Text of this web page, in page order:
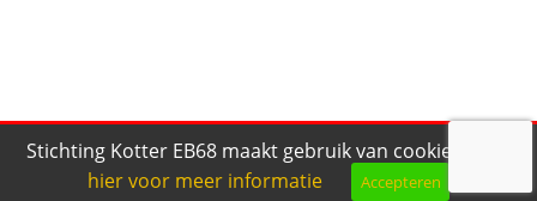
Stichting Kotter EB68 maakt gebruik van cookies.
hier voor meer informatie
Accepteren